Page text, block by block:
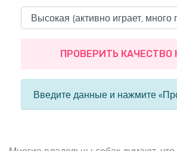
ПРОВЕРИТЬ КАЧЕСТВО
Введите данные и нажмите